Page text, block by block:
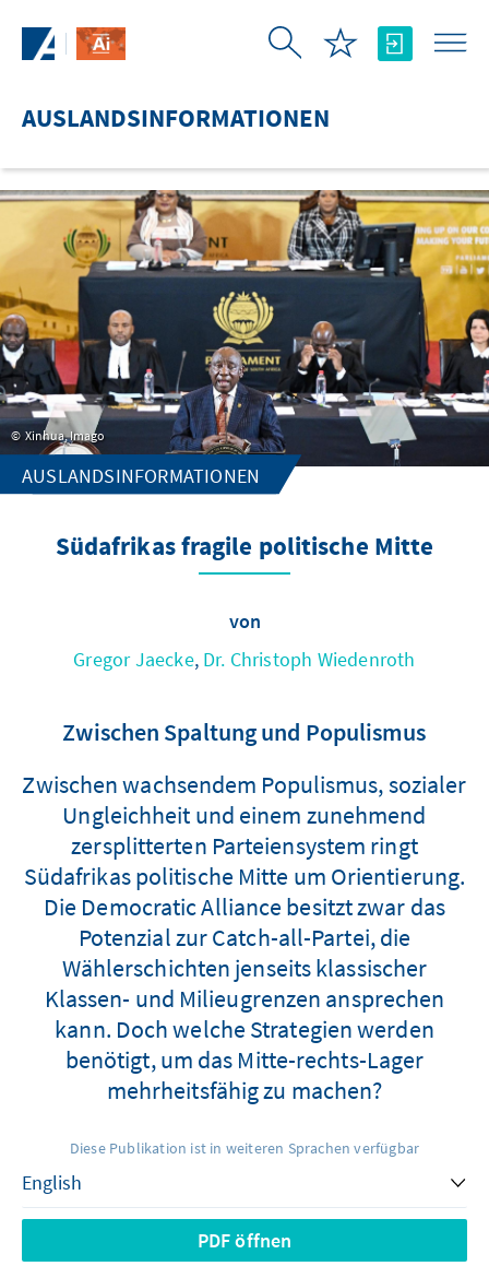
AUSLANDSINFORMATIONEN
Xinhua, Imago
AUSLANDSINFORMATIONEN
Südafrikas fragile politische Mitte
von
Gregor Jaecke, Dr. Christoph Wiedenroth
Zwischen Spaltung und Populismus
Zwischen wachsendem Populismus, sozialer
Ungleichheit und einem zunehmend
zersplitterten Parteiensystem ringt
Südafrikas politische Mitte um Orientierung.
Die Democratic Alliance besitzt zwar das
Potenzial zur Catch-all-Partei, die
Wählerschichten jenseits klassischer
Klassen- und Milieugrenzen ansprechen
kann. Doch welche Strategien werden
benötigt, um das Mitte-rechts-Lager
mehrheitsfähig zu machen?
Diese Publikation ist in weiteren Sprachen verfügbar
PDF öffnen